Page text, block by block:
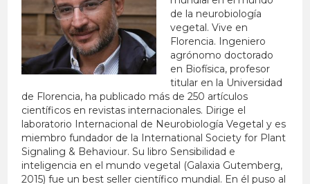
de la neurobiología
vegetal. Vive en
Florencia. Ingeniero
agrónomo doctorado
en Biofísica, profesor
titular en la Universidad
de Florencia, ha publicado más de 250 artículos
científicos en revistas internacionales. Dirige el
laboratorio Internacional de Neurobiología Vegetal y es
miembro fundador de la International Society for Plant
Signaling & Behaviour. Su libro Sensibilidad e
inteligencia en el mundo vegetal (Galaxia Gutemberg,
2015) fue un best seller científico mundial. En él puso al